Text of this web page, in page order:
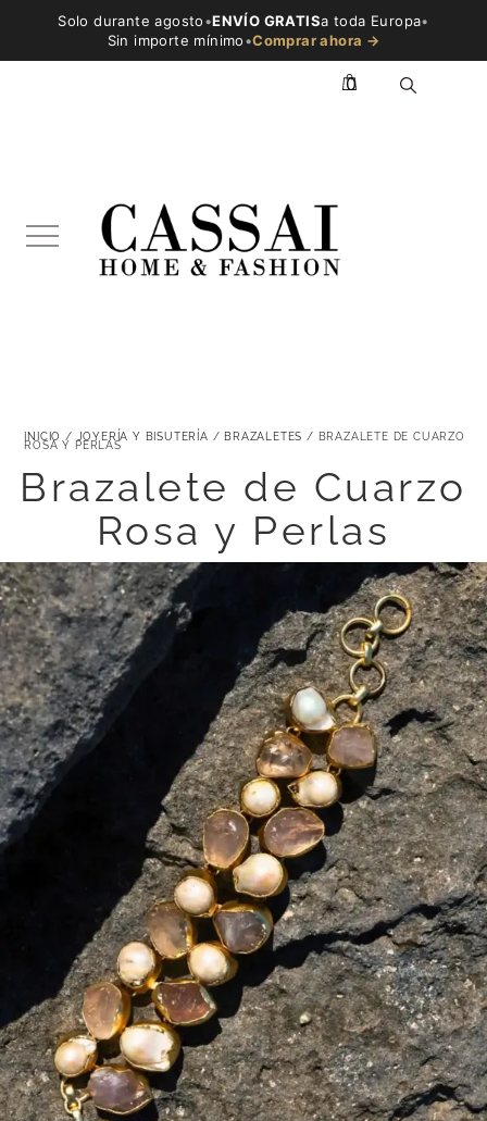
Solo durante agosto•ENVÍO GRATISa toda Europa•
Sin importe mínimo•Comprar ahora →
0
INICIO / JOYERÍA Y BISUTERÍA / BRAZALETES / BRAZALETE DE CUARZO
ROSA Y PERLAS
Brazalete de Cuarzo
Rosa y Perlas